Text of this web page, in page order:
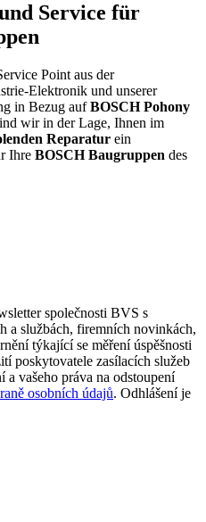
Service für
Point aus der
Elektronik und unserer
in Bezug aufBOSCH Pohony
wir in der Lage, Ihnen im
Reparatur ein
Ihre BOSCH Baugruppen des
unterliegen
die als Schwachstellen
ein Sicherheitsrisiko für die
darstellen
der vom Hersteller oder
Komponenten
Funktionen in Form von
společnosti BVS s
a službách, firemních novinkách,
týkající se měření úspěšnosti
poskytovatele zasílacích služeb
a vašeho práva na odstoupení
osobních údajů. Odhlášení je